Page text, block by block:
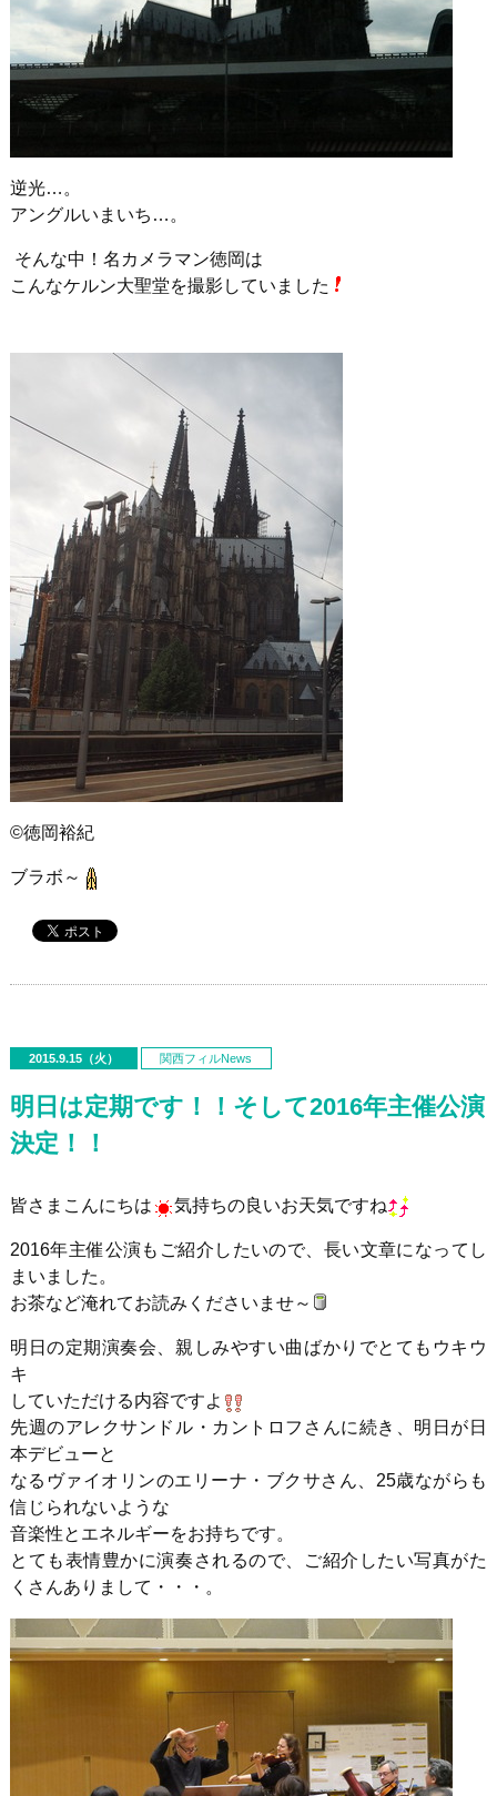
逆光…。
アングルいまいち…。
そんな中！名カメラマン徳岡は
こんなケルン大聖堂を撮影していました
©徳岡裕紀
ブラボ～
2015.9.15（火） 関西フィルNews
明日は定期です！！そして2016年主催公演
決定！！
皆さまこんにちは 気持ちの良いお天気ですね
2016年主催公演もご紹介したいので、長い文章になってし
まいました。
お茶など淹れてお読みくださいませ～
明日の定期演奏会、親しみやすい曲ばかりでとてもウキウ
キ
していただける内容ですよ
先週のアレクサンドル・カントロフさんに続き、明日が日
本デビューと
なるヴァイオリンのエリーナ・ブクサさん、25歳ながらも
信じられないような
音楽性とエネルギーをお持ちです。
とても表情豊かに演奏されるので、ご紹介したい写真がた
くさんありまして・・・。